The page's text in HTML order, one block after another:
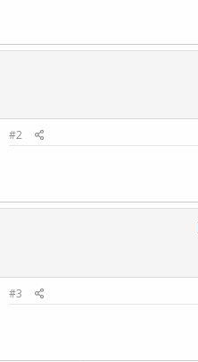
#2
#3